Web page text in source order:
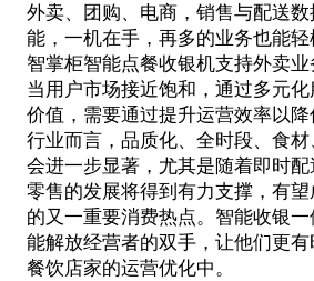
外卖、团购、电商，销售与配送
能，一机在手，再多的业务也能轻
智掌柜智能点餐收银机支持外卖业
当用户市场接近饱和，通过多元
价值，需要通过提升运营效率以
行业而言，品质化、全时段、食
会进一步显著，尤其是随着即时
零售的发展将得到有力支撑，有
的又一重要消费热点。智能收银
能解放经营者的双手，让他们更有
餐饮店家的运营优化中。